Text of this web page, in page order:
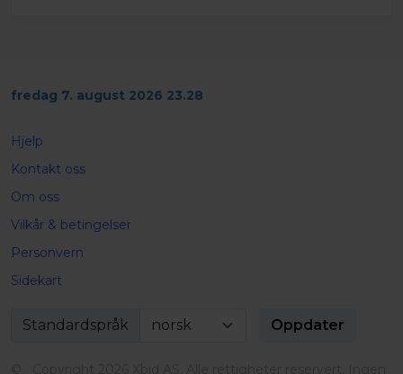
fredag 7. august 2026 23.28
Hjelp
Kontakt oss
Om oss
Vilkår & betingelser
Personvern
Sidekart
Standardspråk